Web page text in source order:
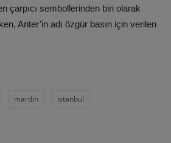
çarpıcı sembollerinden biri olarak
Anter’in adı özgür basın için verilen
mardin istanbul